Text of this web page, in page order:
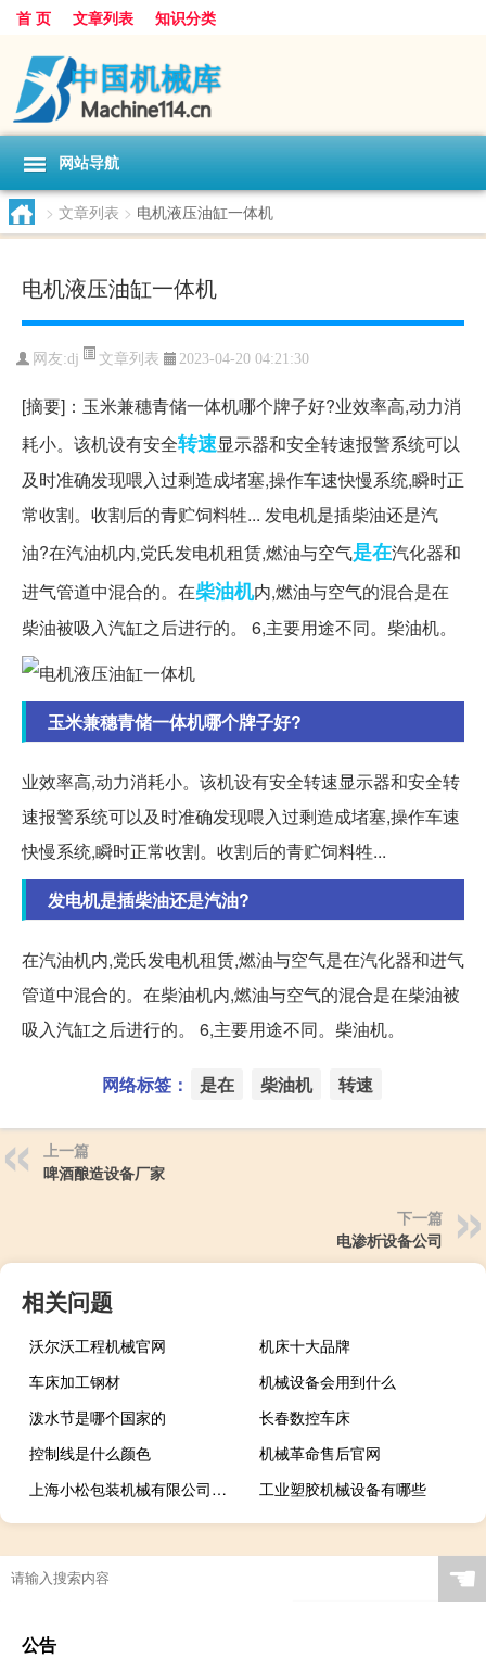
首 页 文章列表 知识分类
网站导航
> 文章列表 > 电机液压油缸一体机
电机液压油缸一体机
网友:dj 文章列表 2023-04-20 04:21:30
[摘要]：玉米兼穗青储一体机哪个牌子好?业效率高,动力消
耗小。该机设有安全转速显示器和安全转速报警系统可以
及时准确发现喂入过剩造成堵塞,操作车速快慢系统,瞬时正
常收割。收割后的青贮饲料牲... 发电机是插柴油还是汽
油?在汽油机内,党氏发电机租赁,燃油与空气是在汽化器和
进气管道中混合的。在柴油机内,燃油与空气的混合是在
柴油被吸入汽缸之后进行的。 6,主要用途不同。柴油机。
玉米兼穗青储一体机哪个牌子好?
业效率高,动力消耗小。该机设有安全转速显示器和安全转
速报警系统可以及时准确发现喂入过剩造成堵塞,操作车速
快慢系统,瞬时正常收割。收割后的青贮饲料牲...
发电机是插柴油还是汽油?
在汽油机内,党氏发电机租赁,燃油与空气是在汽化器和进气
管道中混合的。在柴油机内,燃油与空气的混合是在柴油被
吸入汽缸之后进行的。 6,主要用途不同。柴油机。
网络标签： 是在 柴油机 转速
上一篇
啤酒酿造设备厂家
下一篇
电渗析设备公司
相关问题
沃尔沃工程机械官网
机床十大品牌
车床加工钢材
机械设备会用到什么
泼水节是哪个国家的
长春数控车床
控制线是什么颜色
机械革命售后官网
上海小松包装机械有限公司官网
工业塑胶机械设备有哪些
☚
公告